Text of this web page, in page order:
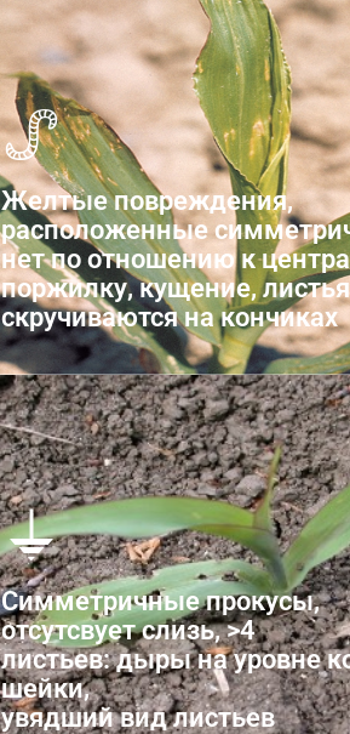
Желтые повреждения,
расположенные
нет по отношению к
поржилку, кущение, листья
скручиваются на кончиках
Шведская муха
овсяная
Симметричные прокусы,
отсутсвует слизь, >4
листьев: дыры на уровне
шейки,
увядший вид листьев
Гусеница совки